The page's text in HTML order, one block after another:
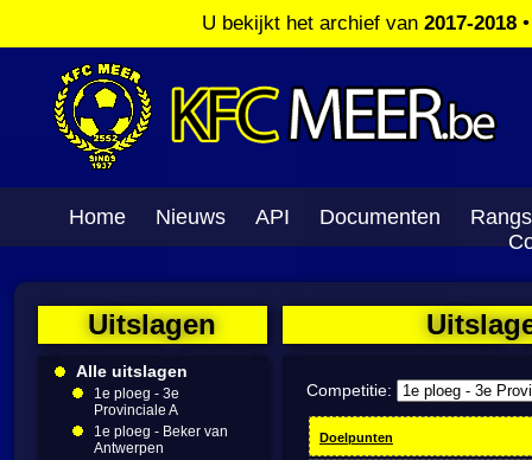
U bekijkt het archief van 2017-2018
Home Nieuws API Documenten
Uitslagen
Alle uitslagen
1e ploeg - 3e
Provinciale A
1e ploeg - Beker van
Antwerpen
Competitie:
Doelpunten